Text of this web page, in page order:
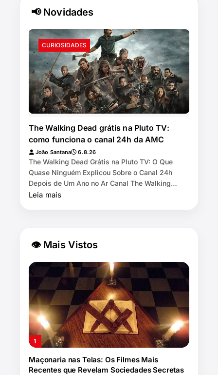
📢 Novidades
CURIOSIDADES
The Walking Dead grátis na Pluto TV:
como funciona o canal 24h da AMC
João Santana 6.8.26
The Walking Dead Grátis na Pluto TV: O Que
Quase Ninguém Explicou Sobre o Canal 24h
Depois de Um Ano no Ar Canal The Walking
Dead by AMC exibe as 11 temporadas de graça
Leia mais
👁 Mais Vistos
Maçonaria nas Telas: Os Filmes Mais
Recentes que Revelam Sociedades Secretas